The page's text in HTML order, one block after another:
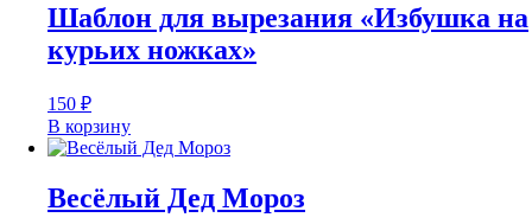
Шаблон для вырезания «Избушка на
курьих ножках»
150 ₽
В корзину
Весёлый Дед Мороз